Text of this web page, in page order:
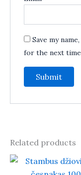
Save my
for the next
Related products